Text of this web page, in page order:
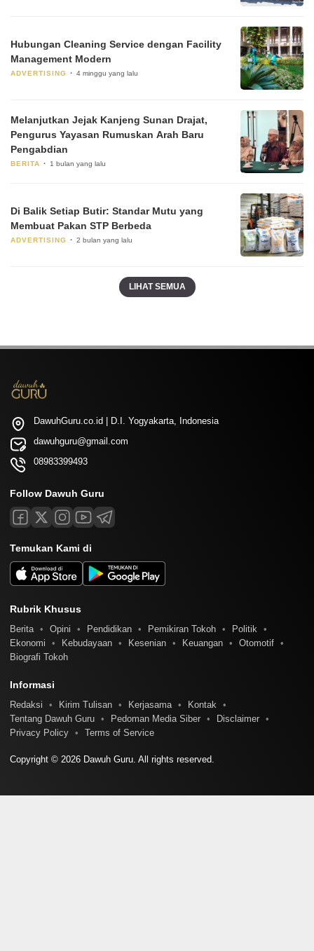
Hubungan Cleaning Service dengan Facility
Management Modern
ADVERTISING 4 minggu yang lalu
Melanjutkan Jejak Kanjeng Sunan Drajat,
Pengurus Yayasan Rumuskan Arah Baru
Pengabdian
BERITA 1 bulan yang lalu
Di Balik Setiap Butir: Standar Mutu yang
Membuat Pakan STP Berbeda
ADVERTISING 2 bulan yang lalu
LIHAT SEMUA
DawuhGuru.co.id | D.I. Yogyakarta, Indonesia
dawuhguru@gmail.com
08983399493
Follow Dawuh Guru
Temukan Kami di
Rubrik Khusus
Berita Opini Pendidikan Pemikiran Tokoh
Politik
Ekonomi
Kebudayaan Kesenian Keuangan
Otomotif
Biografi Tokoh
Informasi
Redaksi Kirim Tulisan Kerjasama
Kontak
Tentang Dawuh Guru
Pedoman Media Siber
Disclaimer
Privacy Policy
Terms of Service
Copyright © 2026 Dawuh Guru. All rights reserved.